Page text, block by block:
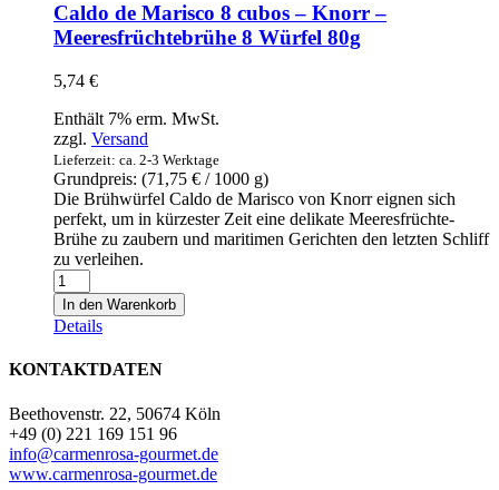
Caldo de Marisco 8 cubos – Knorr –
Meeresfrüchtebrühe 8 Würfel 80g
5,74 €
Enthält 7% erm. MwSt.
zzgl. Versand
Lieferzeit: ca. 2-3 Werktage
Grundpreis: (71,75 € / 1000 g)
Die Brühwürfel Caldo de Marisco von Knorr eignen sich
perfekt, um in kürzester Zeit eine delikate Meeresfrüchte-
Brühe zu zaubern und maritimen Gerichten den letzten Schliff
zu verleihen.
Caldo
de
Marisco
8
-
-
Meeresfrüchtebrühe
8
Würfel
In den Warenkorb
Details
KONTAKTDATEN
Beethovenstr. 22, 50674 Köln
+49 (0) 221 169 151 96
info@carmenrosa-gourmet.de
www.carmenrosa-gourmet.de